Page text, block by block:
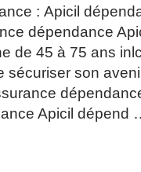
: Apicil
dépendance
de 45 à 75 ans
sécuriser son
Apicil dépend